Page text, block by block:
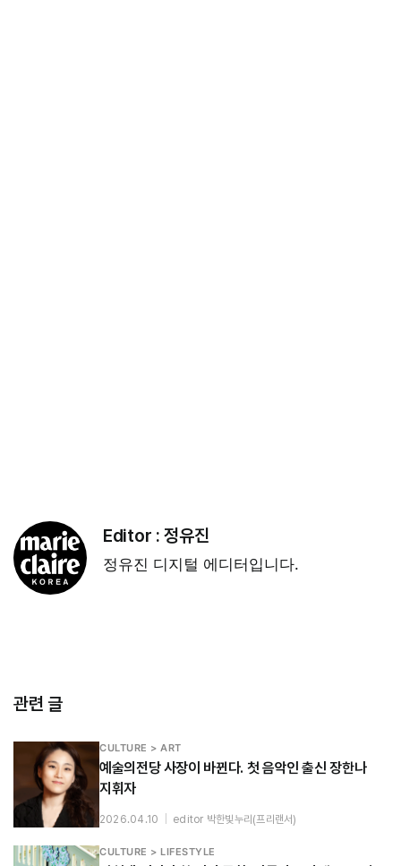
Editor :정유진
정유진 디지털 에디터입니다.
관련 글
CULTURE > ART
예술의전당 사장이 바뀐다. 첫 음악인 출신 장한나
지휘자
2026.04.10 editor 박한빛누리(프리랜서)
CULTURE > LIFESTYLE